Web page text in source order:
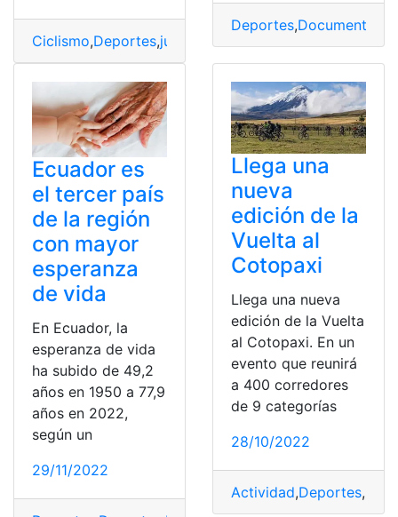
Ciclismo,Deportes,juegos olímpicos
Deportes,Documentos
Ecuador es
el tercer país
de la región
con mayor
esperanza
de vida
En Ecuador, la
esperanza de vida
ha subido de 49,2
años en 1950 a 77,9
años en 2022,
según un
29/11/2022
Llega una
nueva
edición de la
Vuelta al
Cotopaxi
Llega una nueva
edición de la Vuelta
al Cotopaxi. En un
evento que reunirá
a 400 corredores
de 9 categorías
28/10/2022
Actividad,Deportes,